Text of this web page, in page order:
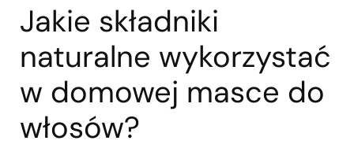
Jakie składniki
naturalne wykorzystać
w domowej masce do
włosów?